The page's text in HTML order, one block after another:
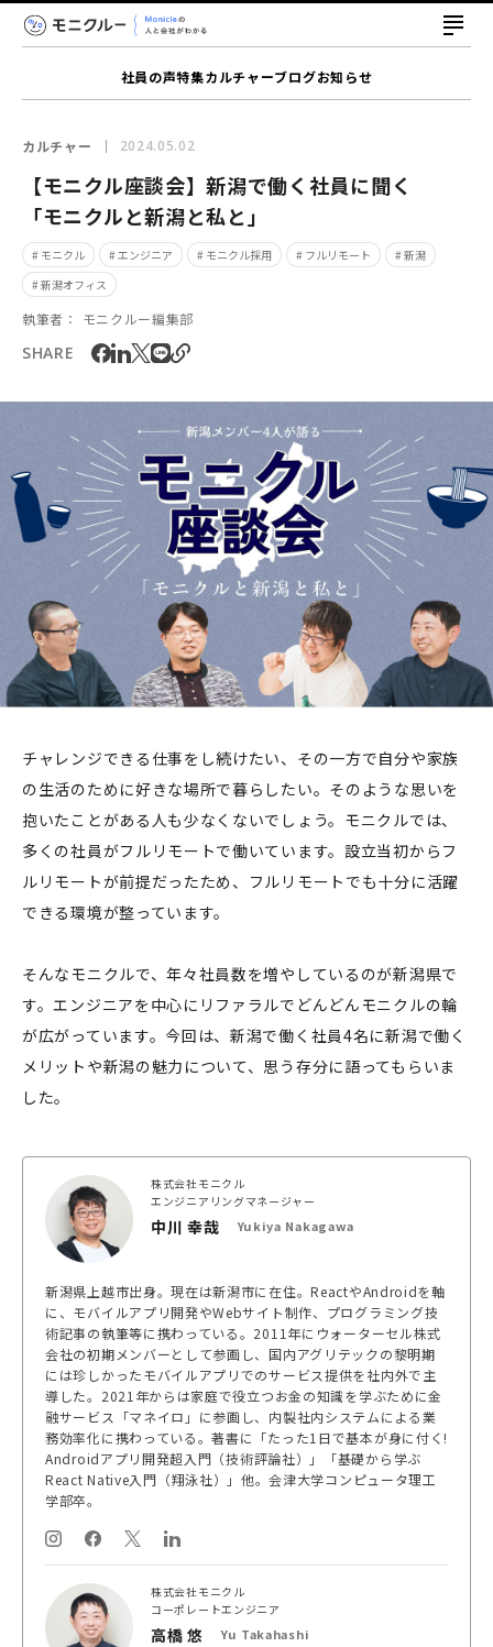
社員の声特集カルチャーブログお知らせ
カルチャー 2024.05.02
【モニクル座談会】新潟で働く社員に聞く
「モニクルと新潟と私と」
# モニクル # エンジニア # モニクル採用 # フルリモート
# 新潟
# 新潟オフィス
執筆者： モニクルー編集部
SHARE
チャレンジできる仕事をし続けたい、その一方で自分や家族
の生活のために好きな場所で暮らしたい。そのような思いを
抱いたことがある人も少なくないでしょう。モニクルでは、
多くの社員がフルリモートで働いています。設立当初からフ
ルリモートが前提だったため、フルリモートでも十分に活躍
できる環境が整っています。
そんなモニクルで、年々社員数を増やしているのが新潟県で
す。エンジニアを中心にリファラルでどんどんモニクルの輪
が広がっています。今回は、新潟で働く社員4名に新潟で働く
メリットや新潟の魅力について、思う存分に語ってもらいま
した。
株式会社モニクル
エンジニアリングマネージャー
中川 幸哉 Yukiya Nakagawa
新潟県上越市出身。現在は新潟市に在住。ReactやAndroidを軸
に、モバイルアプリ開発やWebサイト制作、プログラミング技
術記事の執筆等に携わっている。2011年にウォーターセル株式
会社の初期メンバーとして参画し、国内アグリテックの黎明期
には珍しかったモバイルアプリでのサービス提供を社内外で主
導した。2021年からは家庭で役立つお金の知識を学ぶために金
融サービス「マネイロ」に参画し、内製社内システムによる業
務効率化に携わっている。著書に「たった1日で基本が身に付く!
Androidアプリ開発超入門（技術評論社）」「基礎から学ぶ
React Native入門（翔泳社）」他。会津大学コンピュータ理工
学部卒。
株式会社モニクル
コーポレートエンジニア
高橋 悠 Yu Takahashi